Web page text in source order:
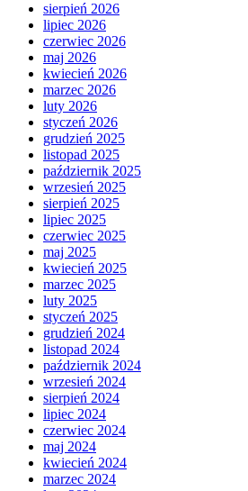
sierpień 2026
lipiec 2026
czerwiec 2026
maj 2026
kwiecień 2026
marzec 2026
luty 2026
styczeń 2026
grudzień 2025
listopad 2025
październik 2025
wrzesień 2025
sierpień 2025
lipiec 2025
czerwiec 2025
maj 2025
kwiecień 2025
marzec 2025
luty 2025
styczeń 2025
grudzień 2024
listopad 2024
październik 2024
wrzesień 2024
sierpień 2024
lipiec 2024
czerwiec 2024
maj 2024
kwiecień 2024
marzec 2024